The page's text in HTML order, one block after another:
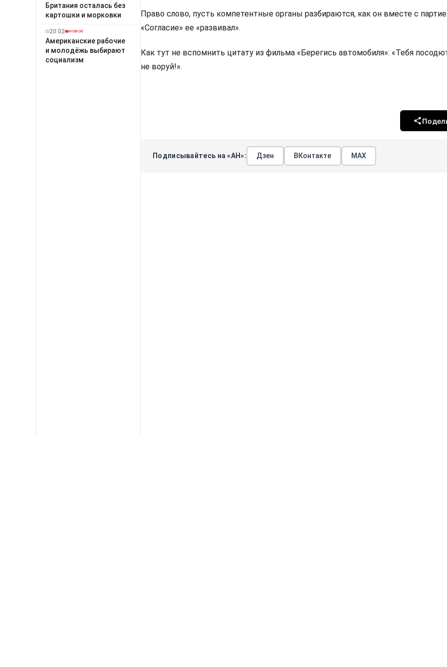
Британия осталась без
картошки и морковки
20:02 НОВОЕ
Американские рабочие
и молодёжь выбирают
социализм
Право слово, пусть компетентные органы разбираются, как он вместе с
«Согласие» ее «развивал».
Как тут не вспомнить цитату из фильма «Берегись автомобиля»: «Тебя
не воруй!».
Подписывайтесь на «АН»: Дзен ВКонтакте МАХ